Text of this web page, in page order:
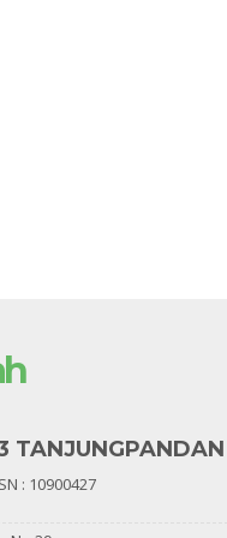
TANJUNGPANDAN
: 10900427